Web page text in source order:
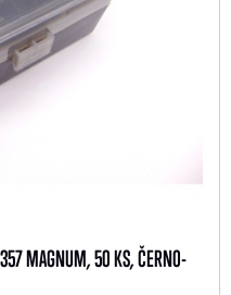
MAGNUM, 50 KS, ČERNO-